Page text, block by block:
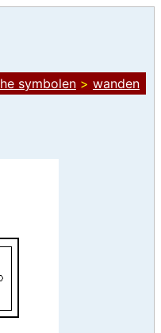
symbolen > wanden